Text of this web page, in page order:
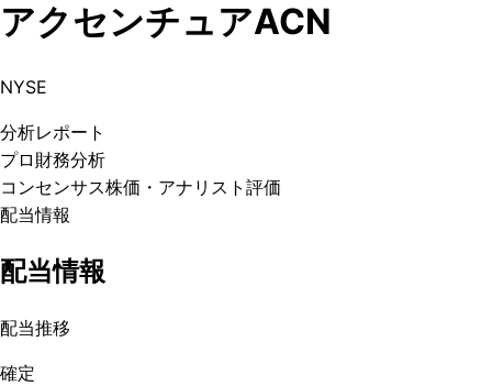
アクセンチュアACN
NYSE
分析レポート
プロ 財務分析
コンセンサス株価 ・アナリスト評価
配当情報
配当情報
配当推移
確定